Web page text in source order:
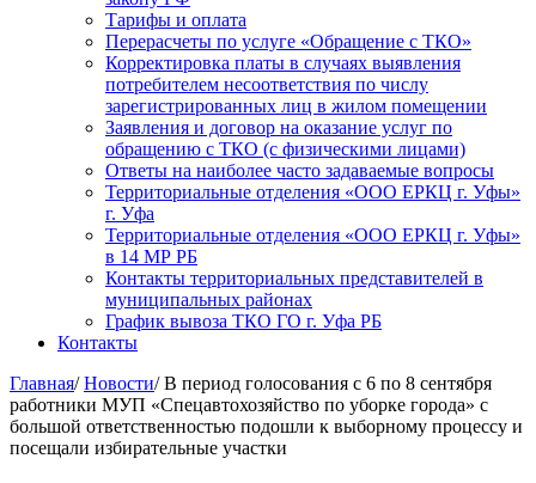
Тарифы и оплата
Перерасчеты по услуге «Обращение с ТКО»
Корректировка платы в случаях выявления
потребителем несоответствия по числу
зарегистрированных лиц в жилом помещении
Заявления и договор на оказание услуг по
обращению с ТКО (с физическими лицами)
Ответы на наиболее часто задаваемые вопросы
Территориальные отделения «ООО ЕРКЦ г. Уфы»
г. Уфа
Территориальные отделения «ООО ЕРКЦ г. Уфы»
в 14 МР РБ
Контакты территориальных представителей в
муниципальных районах
График вывоза ТКО ГО г. Уфа РБ
Контакты
Главная/ Новости/ В период голосования с 6 по 8 сентября
работники МУП «Спецавтохозяйство по уборке города» с
большой ответственностью подошли к выборному процессу и
посещали избирательные участки